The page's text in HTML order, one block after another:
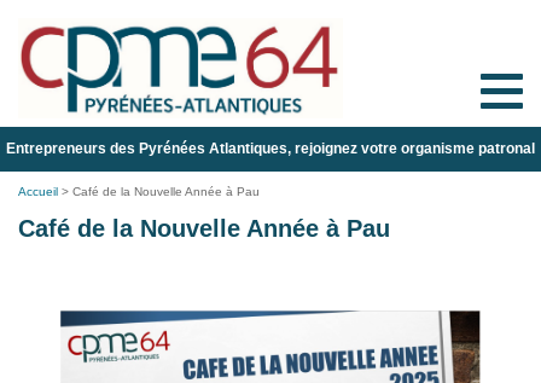
Toggle
Entrepreneurs des Pyrénées Atlantiques, rejoignez votre organisme patronal
Accueil > Café de la Nouvelle Année à Pau
Café de la Nouvelle Année à Pau